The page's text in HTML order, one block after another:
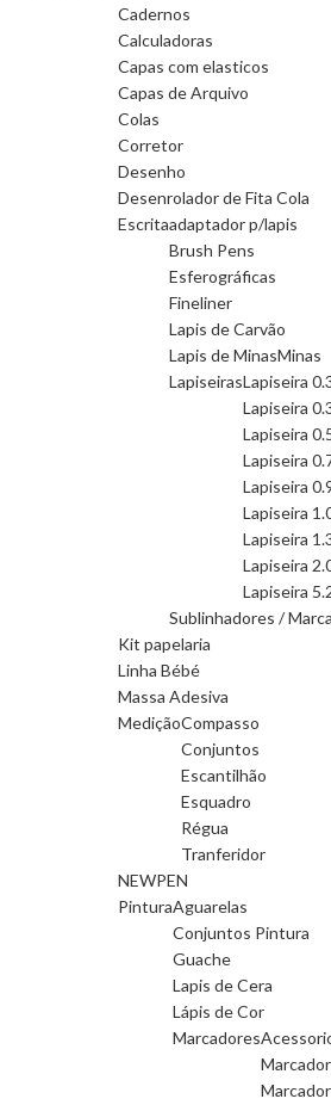
Cadernos
Calculadoras
Capas com elasticos
Capas de Arquivo
Colas
Corretor
Desenho
Desenrolador de Fita Cola
Escritaadaptador p/lapis
Brush Pens
Esferográficas
Fineliner
Lapis de Carvão
Lapis de MinasMinas
LapiseirasLapiseira
Lapiseira
Lapiseira
Lapiseira
Lapiseira
Lapiseira
Lapiseira
Lapiseira
Lapiseira
Sublinhadores /
Kit papelaria
Linha Bébé
Massa Adesiva
MediçãoCompasso
Conjuntos
Escantilhão
Esquadro
Régua
Tranferidor
NEWPEN
PinturaAguarelas
Conjuntos Pintura
Guache
Lapis de Cera
Lápis de Cor
Marcadores